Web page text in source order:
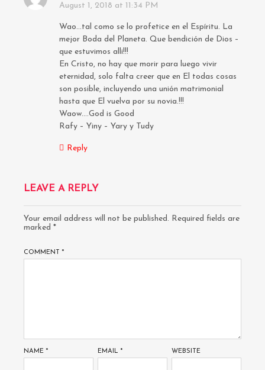
a
s
August 1, 2018 at 11:34 PM
Wao…tal como se lo profetice en el Espíritu. La
mejor Boda del Planeta. Que bendición de Dios –
que estuvimos alli!!!
En Cristo, no hay que morir para luego vivir
eternidad, solo falta creer que en El todas cosas
son posible, incluyendo una unión matrimonial
hasta que El vuelva por su novia.!!!
Waow….God is Good
Rafy – Yiny – Yary y Tudy
Reply
LEAVE A REPLY
Your email address will not be published. Required fields are
marked *
COMMENT *
NAME * EMAIL * WEBSITE